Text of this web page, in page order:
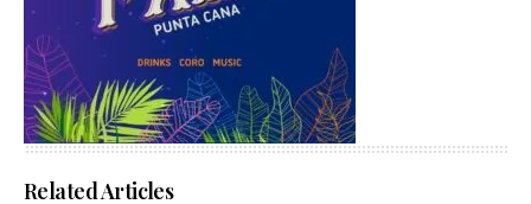
Related Articles